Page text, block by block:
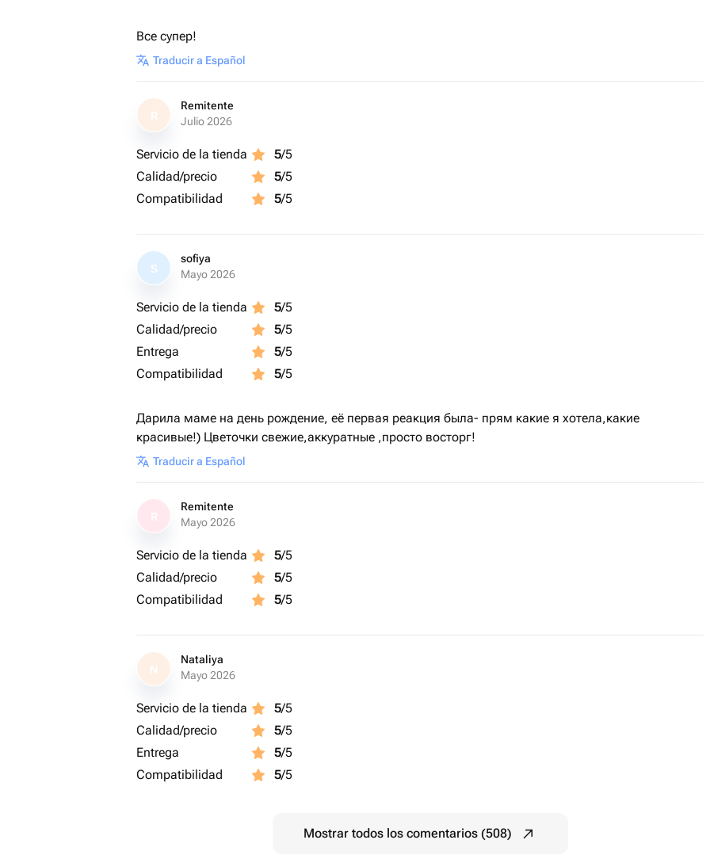
Все супер!
Traducir a Español
R
Remitente
Julio 2026
Servicio de la tienda 5/5
Calidad/precio
5/5
Compatibilidad
5/5
S
sofiya
Mayo 2026
Servicio de la tienda 5/5
Calidad/precio
5/5
Entrega
5/5
Compatibilidad
5/5
Дарила маме на день рождение, её первая реакция была- прям какие я хотела,какие
красивые!) Цветочки свежие,аккуратные ,просто восторг!
Traducir a Español
Remitente
Mayo 2026
Servicio de la tienda 5/5
Calidad/precio
5/5
Compatibilidad
5/5
N
Nataliya
Mayo 2026
Servicio de la tienda 5/5
Calidad/precio
5/5
Entrega
5/5
Compatibilidad
5/5
Mostrar todos los comentarios (508)